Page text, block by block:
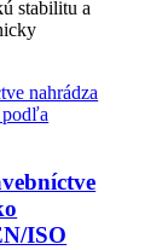
stabilitu a
ISO